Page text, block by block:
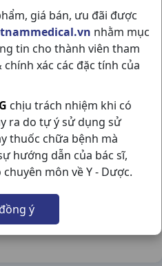
giá bán, ưu đãi được
nhằm mục
tin cho thành viên tham
xác các đặc tính của
chịu trách nhiệm khi có
ra do tự ý sử dụng sử
thuốc chữa bệnh mà
hướng dẫn của bác sĩ,
môn về Y - Dược.
ý
ABBOTT
- Gan - Mật - Thận,